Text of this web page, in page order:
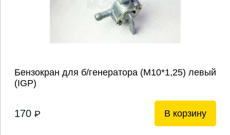
Бензокран для б/генератора (М10*1,25) левый
(IGP)
170 P В корзину